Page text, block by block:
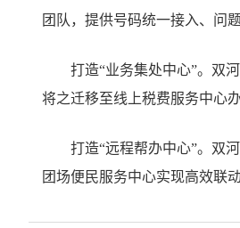
团队，提供号码统一接入、问
打造“业务集处中心”。双
将之迁移至线上税费服务中心
打造“远程帮办中心”。双
团场便民服务中心实现高效联